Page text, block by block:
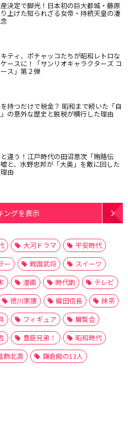
決定で脚光！日本初の巨大都城・藤原
上げた知られざる女帝・持統天皇の凄
ティ、ポチャッコたちが昭和レトロな
ースに！「サンリオキャラクターズ コ
ス」第２弾
持つだけで税金？ 昭和まで続いた「自
の意外な歴史と脱税が横行した理由
違う！江戸時代の田沼意次「賄賂伝
と、水野忠邦が「大奥」を敵に回した
由
ングを表示
大河ドラマ
平安時代
ー 戦国武将
スイーツ
漫画 時代劇
テレビ
徳川家康 織田信長
抹茶
フィギュア
展覧会
豊臣兄弟！
昭和時代
飾北斎 鎌倉殿の13人